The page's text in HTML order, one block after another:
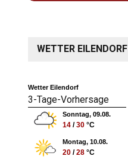
WETTER EILENDORF
Wetter Eilendorf
3-Tage-Vorhersage
Sonntag, 09.08.
14 /30 °C
Montag, 10.08.
20 /28 °C